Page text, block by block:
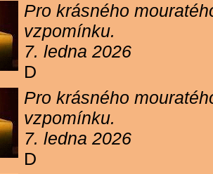
Pro krásného
vzpomínku.
7. ledna 2026
D
Pro krásného
vzpomínku.
7. ledna 2026
D